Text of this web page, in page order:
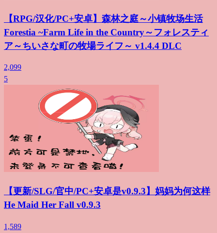
【RPG/汉化/PC+安卓】森林之庭～小镇牧场生活
Forestia ~Farm Life in the Country～フォレスティ
ア～ちいさな町の牧場ライフ～ v1.4.4 DLC
2,099
5
【更新/SLG/官中/PC+安卓是v0.9.3】妈妈为何这样
He Maid Her Fall v0.9.3
1,589